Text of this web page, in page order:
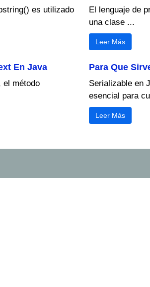
es utilizado
El lenguaje de
una clase ...
Leer Más
En Java
el método
Para Que
Serializable en
esencial para
Leer Más